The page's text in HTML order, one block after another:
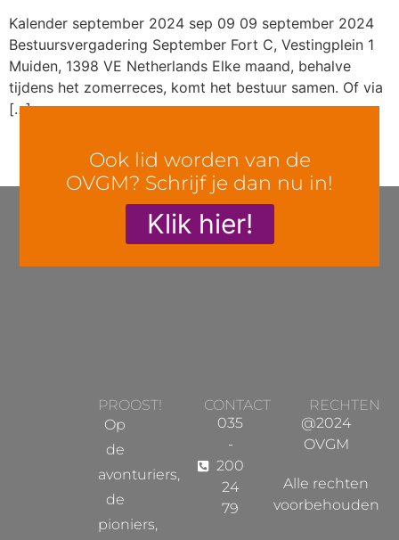
Kalender september 2024 sep 09 09 september 2024
Bestuursvergadering September Fort C, Vestingplein 1
Muiden, 1398 VE Netherlands Elke maand, behalve
tijdens het zomerreces, komt het bestuur samen. Of via
[…]
Ook lid worden van de
OVGM? Schrijf je dan nu in!
Klik hier!
PROOST!
Op
de
avonturiers,
de
pioniers,
CONTACT
035
-
200
24
79
RECHTEN
@2024
OVGM
Alle rechten
voorbehouden